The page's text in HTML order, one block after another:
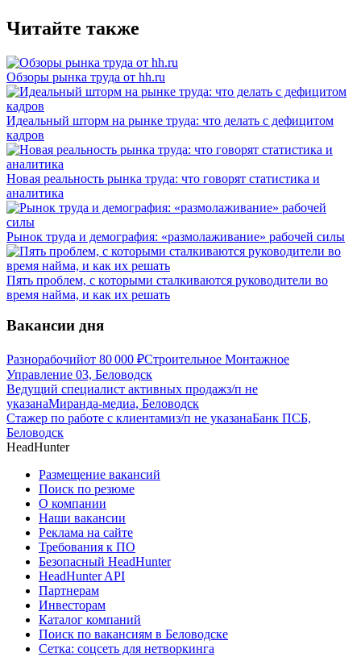
Читайте также
Обзоры рынка труда от hh.ru
Идеальный шторм на рынке труда: что делать с дефицитом
кадров
Новая реальность рынка труда: что говорят статистика и
аналитика
Рынок труда и демография: «размолаживание» рабочей силы
Пять проблем, с которыми сталкиваются руководители во
время найма, и как их решать
Вакансии дня
Разнорабочийот 80 000 ₽Строительное Монтажное
Управление 03, Беловодск
Ведущий специалист активных продажз/п не
указанаМиранда-медиа, Беловодск
Стажер по работе с клиентамиз/п не указанаБанк ПСБ,
Беловодск
HeadHunter
Размещение вакансий
Поиск по резюме
О компании
Наши вакансии
Реклама на сайте
Требования к ПО
Безопасный HeadHunter
HeadHunter API
Партнерам
Инвесторам
Каталог компаний
Поиск по вакансиям в Беловодске
Сетка: соцсеть для нетворкинга